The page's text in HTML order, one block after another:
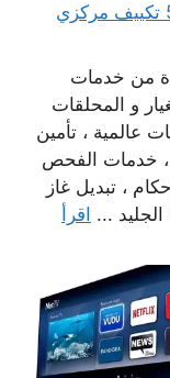
فني تكييف وتبريد الرميثية 55560390 تكييف مركزي
من خدمات
و المحلقات
عالمية ، تأمين
، خدمات الفحص
، تبديل غاز
... اقرأ